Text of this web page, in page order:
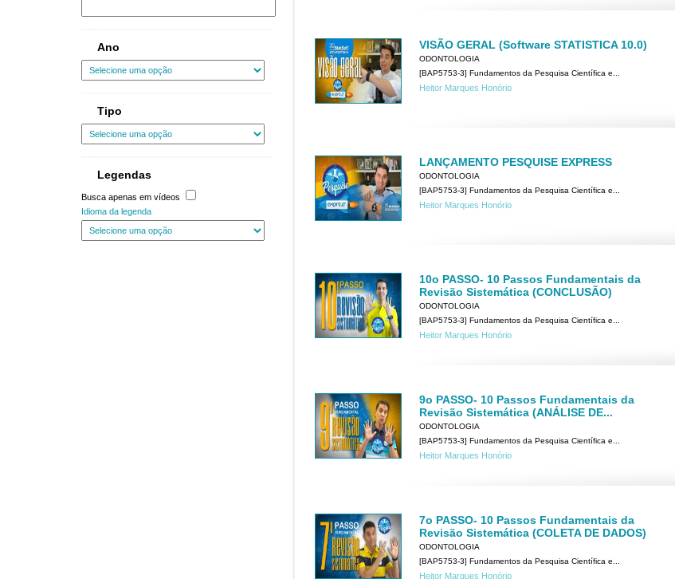
Ano
Tipo
Legendas
Busca apenas em vídeos
Idioma da legenda
VISÃO GERAL (Software STATISTICA 10.0)
ODONTOLOGIA
[BAP5753-3] Fundamentos da Pesquisa Científica e...
Heitor Marques Honório
LANÇAMENTO PESQUISE EXPRESS
ODONTOLOGIA
[BAP5753-3] Fundamentos da Pesquisa Científica e...
Heitor Marques Honório
10o PASSO- 10 Passos Fundamentais da
Revisão Sistemática (CONCLUSÃO)
ODONTOLOGIA
[BAP5753-3] Fundamentos da Pesquisa Científica e...
Heitor Marques Honório
9o PASSO- 10 Passos Fundamentais da
Revisão Sistemática (ANÁLISE DE...
ODONTOLOGIA
[BAP5753-3] Fundamentos da Pesquisa Científica e...
Heitor Marques Honório
7o PASSO- 10 Passos Fundamentais da
Revisão Sistemática (COLETA DE DADOS)
ODONTOLOGIA
[BAP5753-3] Fundamentos da Pesquisa Científica e...
Heitor Marques Honório